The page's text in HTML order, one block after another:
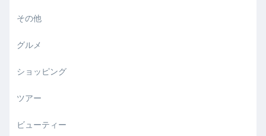
その他
グルメ
ショッピング
ツアー
ビューティー